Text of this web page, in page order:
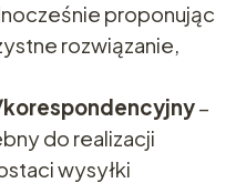
proponując
rozwiązanie,
–
do realizacji
wysyłki